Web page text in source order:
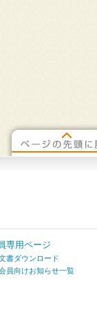
専用ページ
書ダウンロード
員向けお知らせ一覧